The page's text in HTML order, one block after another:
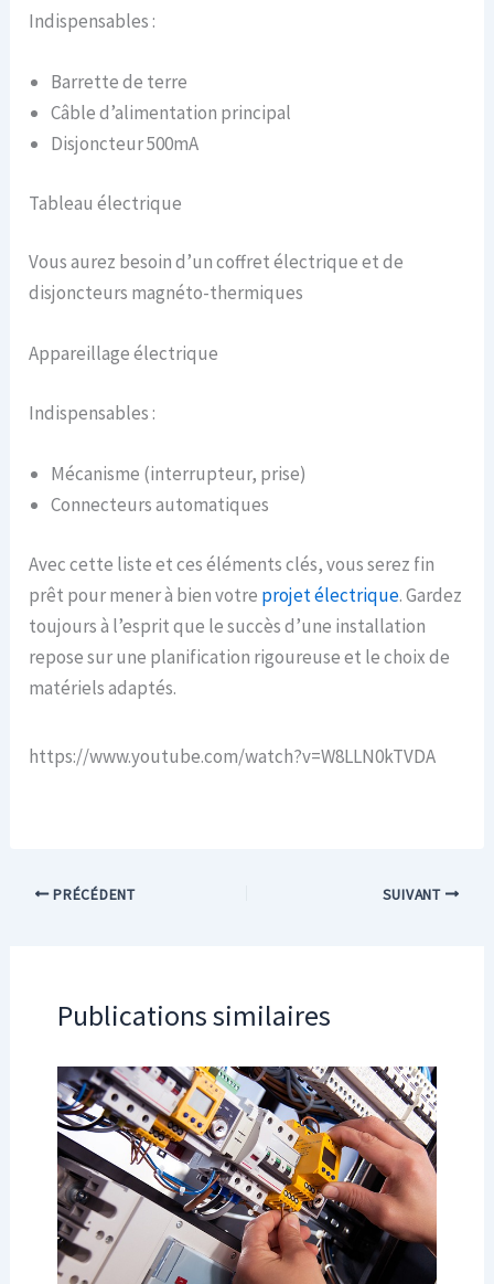
Indispensables :
Barrette de terre
Câble d’alimentation principal
Disjoncteur 500mA
Tableau électrique
Vous aurez besoin d’un coffret électrique et de
disjoncteurs magnéto-thermiques
Appareillage électrique
Indispensables :
Mécanisme (interrupteur, prise)
Connecteurs automatiques
Avec cette liste et ces éléments clés, vous serez fin
prêt pour mener à bien votre projet électrique. Gardez
toujours à l’esprit que le succès d’une installation
repose sur une planification rigoureuse et le choix de
matériels adaptés.
https://www.youtube.com/watch?v=W8LLN0kTVDA
PRÉCÉDENT SUIVANT
Publications similaires